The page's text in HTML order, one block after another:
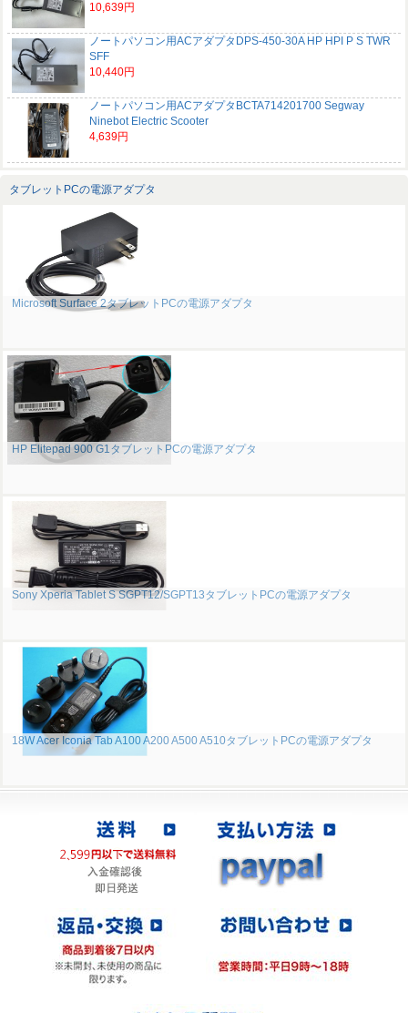
10,639円
ノートパソコン用ACアダプタDPS-450-30A HP HPI P S TWR
SFF
10,440円
ノートパソコン用ACアダプタBCTA714201700 Segway
Ninebot Electric Scooter
4,639円
タブレットPCの電源アダプタ
Microsoft Surface 2タブレットPCの電源アダプタ
HP Elitepad 900 G1タブレットPCの電源アダプタ
Sony Xperia Tablet S SGPT12/SGPT13タブレットPCの電源アダプタ
18W Acer Iconia Tab A100 A200 A500 A510タブレットPCの電源アダプタ